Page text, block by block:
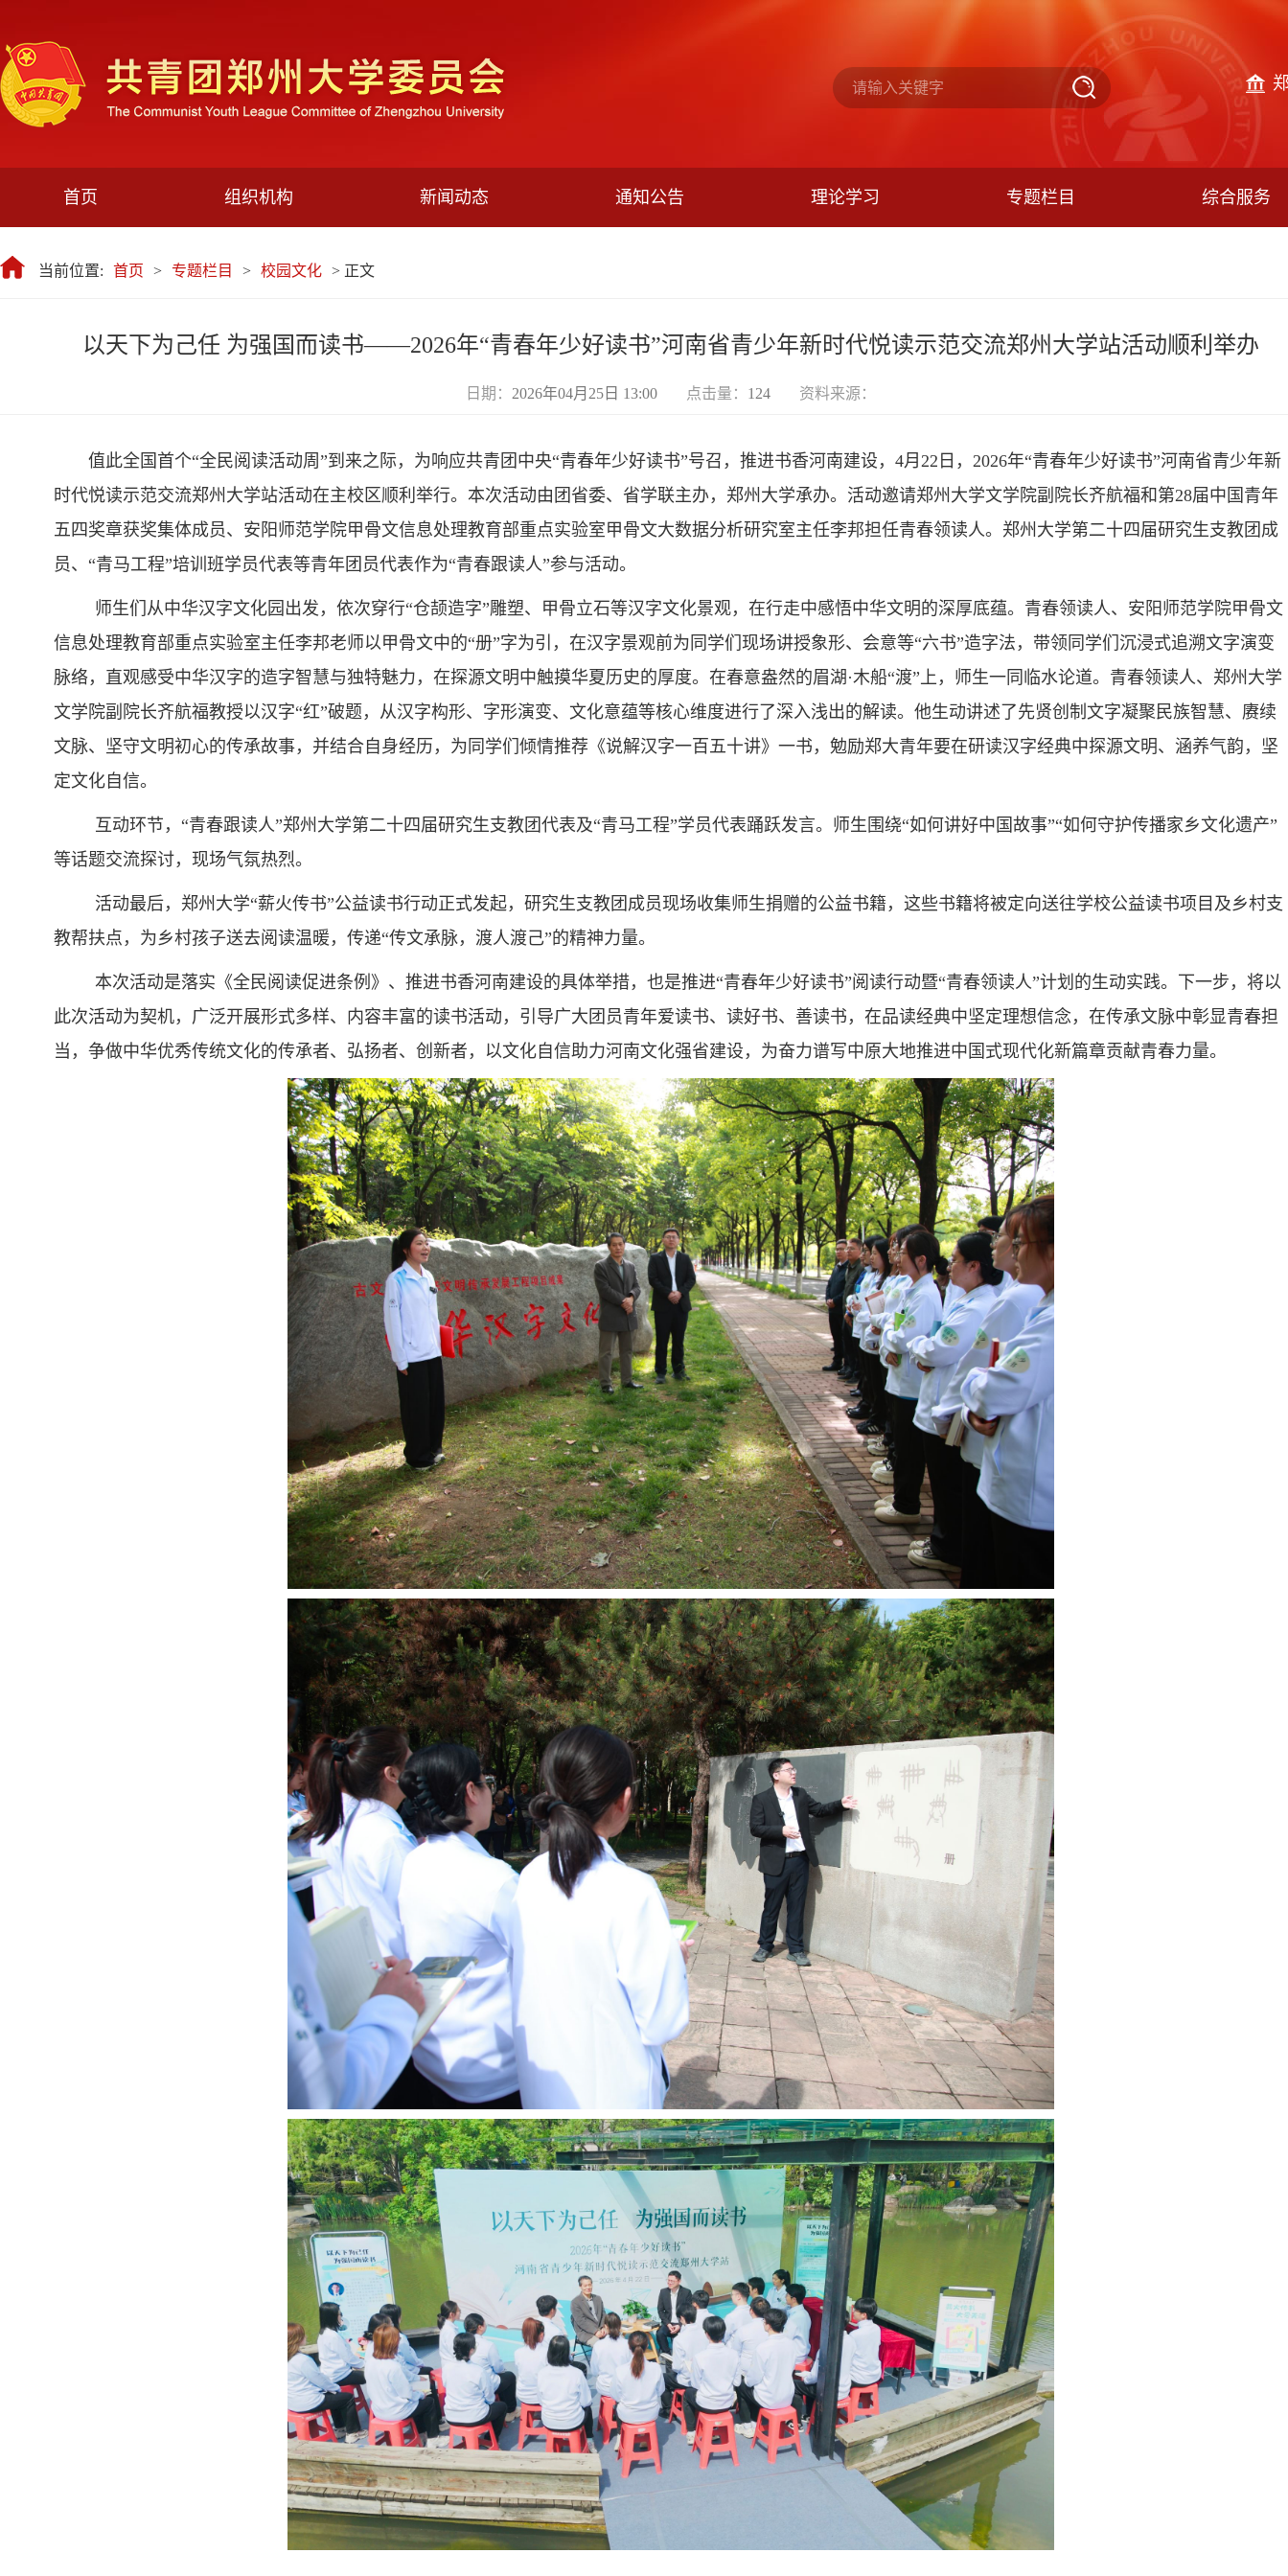
首页 组织机构 新闻动态 通知公告 理论学习 专题栏目 综合服务
当前位置: 首页 > 专题栏目 > 校园文化 > 正文
以天下为己任 为强国而读书——2026年“青春年少好读书”河南省青少年新时代悦读示范交流郑州大学站活动顺利举办
日期： 2026年04月25日 13:00 点击量： 124 资料来源：
值此全国首个“全民阅读活动周”到来之际，为响应共青团中央“青春年少好读书”号召，推进书香河南建设，4月22日，2026年“青春年少好读书”河南省青少年新
时代悦读示范交流郑州大学站活动在主校区顺利举行。本次活动由团省委、省学联主办，郑州大学承办。活动邀请郑州大学文学院副院长齐航福和第28届中国青年
五四奖章获奖集体成员、安阳师范学院甲骨文信息处理教育部重点实验室甲骨文大数据分析研究室主任李邦担任青春领读人。郑州大学第二十四届研究生支教团成
员、“青马工程”培训班学员代表等青年团员代表作为“青春跟读人”参与活动。
师生们从中华汉字文化园出发，依次穿行“仓颉造字”雕塑、甲骨立石等汉字文化景观，在行走中感悟中华文明的深厚底蕴。青春领读人、安阳师范学院甲骨文
信息处理教育部重点实验室主任李邦老师以甲骨文中的“册”字为引，在汉字景观前为同学们现场讲授象形、会意等“六书”造字法，带领同学们沉浸式追溯文字演变
脉络，直观感受中华汉字的造字智慧与独特魅力，在探源文明中触摸华夏历史的厚度。在春意盎然的眉湖·木船“渡”上，师生一同临水论道。青春领读人、郑州大学
文学院副院长齐航福教授以汉字“红”破题，从汉字构形、字形演变、文化意蕴等核心维度进行了深入浅出的解读。他生动讲述了先贤创制文字凝聚民族智慧、赓续
文脉、坚守文明初心的传承故事，并结合自身经历，为同学们倾情推荐《说解汉字一百五十讲》一书，勉励郑大青年要在研读汉字经典中探源文明、涵养气韵，坚
定文化自信。
互动环节，“青春跟读人”郑州大学第二十四届研究生支教团代表及“青马工程”学员代表踊跃发言。师生围绕“如何讲好中国故事”“如何守护传播家乡文化遗产”
等话题交流探讨，现场气氛热烈。
活动最后，郑州大学“薪火传书”公益读书行动正式发起，研究生支教团成员现场收集师生捐赠的公益书籍，这些书籍将被定向送往学校公益读书项目及乡村支
教帮扶点，为乡村孩子送去阅读温暖，传递“传文承脉，渡人渡己”的精神力量。
本次活动是落实《全民阅读促进条例》、推进书香河南建设的具体举措，也是推进“青春年少好读书”阅读行动暨“青春领读人”计划的生动实践。下一步，将以
此次活动为契机，广泛开展形式多样、内容丰富的读书活动，引导广大团员青年爱读书、读好书、善读书，在品读经典中坚定理想信念，在传承文脉中彰显青春担
当，争做中华优秀传统文化的传承者、弘扬者、创新者，以文化自信助力河南文化强省建设，为奋力谱写中原大地推进中国式现代化新篇章贡献青春力量。